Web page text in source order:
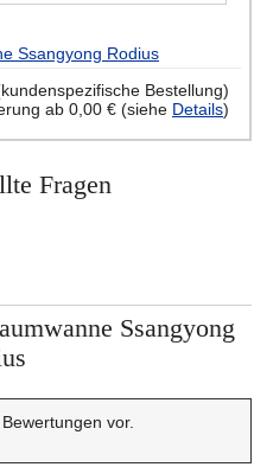
Ssangyong Rodius
Bestellung)
ab 0,00 € (siehe Details)
Fragen
Ssangyong
vor.